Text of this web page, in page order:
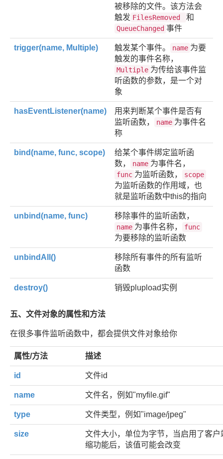
被移除的文件。该方法会
触发 FilesRemoved 和
QueueChanged 事件
trigger(name, Multiple) 触发某个事件。 name 为要
触发的事件名称，
Multiple 为传给该事件监
听函数的参数，是一个对
象
hasEventListener(name)
用来判断某个事件是否有
监听函数，
name 为事件名
称
bind(name, func, scope)
给某个事件绑定监听函
数，
name 为事件名，
func 为监听函数， scope
为监听函数的作用域，也
就是监听函数中this的指向
unbind(name, func) 移除事件的监听函数，
name 为事件名称， func
为要移除的监听函数
unbindAll()
移除所有事件的所有监听
函数
destroy() 销毁plupload实例
五、文件对象的属性和方法
在很多事件监听函数中，都会提供文件对象给你
属性/方法 描述
id 文件id
name 文件名，例如"myfile.gif"
type 文件类型，例如"image/jpeg"
size
文件大小，单位为字节，当启用了客户
缩功能后，该值可能会改变